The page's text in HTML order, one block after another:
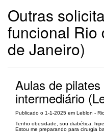
Outras
funcional Rio
de Janeiro)
Aulas de
intermediário
Publicado o 1-1-2025 em Leblon -
Tenho obesidade, sou diabética,
Estou me preparando para cirurgia